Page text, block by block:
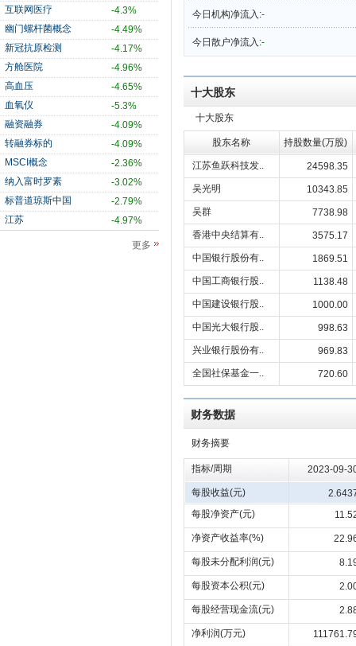
互联网医疗
-4.3%
幽门螺杆菌概念
-4.49%
新冠抗原检测
-4.17%
方舱医院
-4.96%
高血压
-4.65%
血氧仪
-5.3%
融资融券
-4.09%
转融券标的
-4.09%
MSCI概念
-2.36%
纳入富时罗素
-3.02%
标普道琼斯中国
-2.79%
江苏
-4.97%
更多
今日机构净流入:-
今日散户净流入:-
十大股东
十大股东
股东名称 持股数量(万股)
江苏鱼跃科技发..
24598.35
吴光明
10343.85
吴群
7738.98
香港中央结算有..
3575.17
中国银行股份有..
1869.51
中国工商银行股..
1138.48
中国建设银行股..
1000.00
中国光大银行股..
998.63
兴业银行股份有..
969.83
全国社保基金一..
720.60
财务数据
财务摘要
指标/周期 2023-09-
每股收益(元)
每股净资产(元)
净资产收益率(%)
每股未分配利润(元)
每股资本公积(元)
每股经营现金流(元)
净利润(万元)